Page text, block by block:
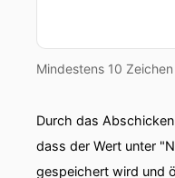
Mindestens 10 Zeichen
Durch das
dass der Wert unter
gespeichert wird und